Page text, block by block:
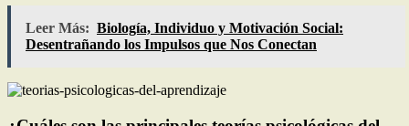
Leer Más: Biología, Individuo y Motivación Social:
Desentrañando los Impulsos que Nos Conectan